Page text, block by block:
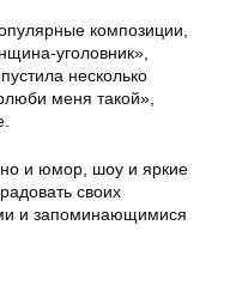
композиции,
уголовник»,
несколько
меня такой»,
и юмор, шоу и яркие
своих
и запоминающимися